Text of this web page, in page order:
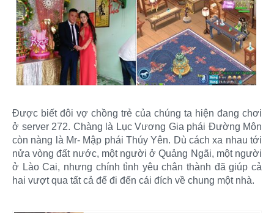
Được biết đôi vợ chồng trẻ của chúng ta hiện đang chơi
ở server 272. Chàng là Lục Vương Gia phái Đường Môn
còn nàng là Mr- Mập phái Thúy Yên. Dù cách xa nhau tới
nửa vòng đất nước, một người ở Quảng Ngãi, một người
ở Lào Cai, nhưng chính tình yêu chân thành đã giúp cả
hai vượt qua tất cả để đi đến cái đích về chung một nhà.